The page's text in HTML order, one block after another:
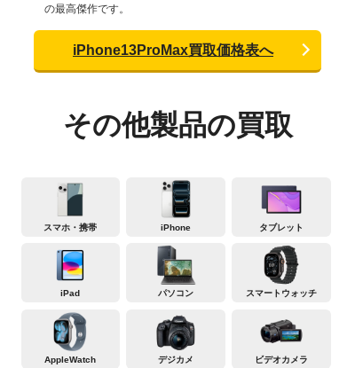
の最高傑作です。
iPhone13ProMax買取価格表へ
その他製品の買取
スマホ・携帯 iPhone タブレット
iPad パソコン スマートウォッチ
AppleWatch デジカメ ビデオカメラ